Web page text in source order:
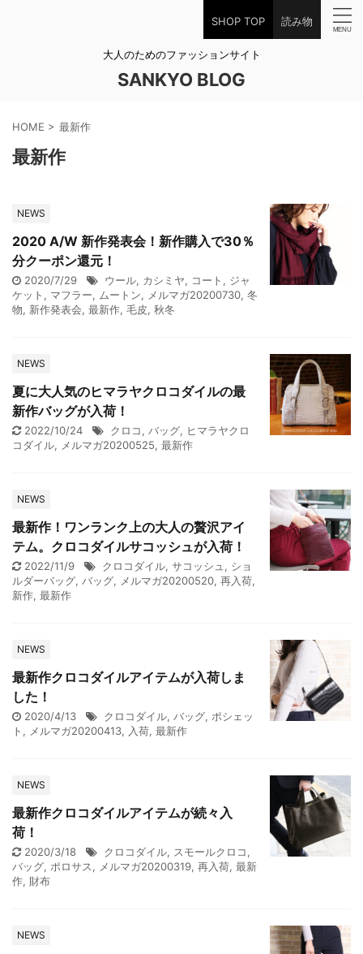
SHOP TOP 読み物
大人のためのファッションサイト
SANKYO BLOG
HOME > 最新作
最新作
NEWS
2020 A/W 新作発表会！新作購入で30％
分クーポン還元！
2020/7/29 ウール, カシミヤ, コート , ジャ
ケット , マフラー, ムートン, メルマガ20200730, 冬
物, 新作発表会, 最新作, 毛皮, 秋冬
NEWS
夏に大人気のヒマラヤクロコダイルの最
新作バッグが入荷！
2022/10/24 クロコ, バッグ, ヒマラヤクロ
コダイル, メルマガ20200525, 最新作
NEWS
最新作！ワンランク上の大人の贅沢アイ
テム。クロコダイルサコッシュが入荷！
2022/11/9 クロコダイル, サコッシュ , ショ
ルダーバッグ, バッグ, メルマガ20200520, 再入荷,
新作, 最新作
NEWS
最新作クロコダイルアイテムが入荷しま
した！
2020/4/13 クロコダイル, バッグ, ポシェッ
ト , メルマガ20200413, 入荷, 最新作
NEWS
最新作クロコダイルアイテムが続々入
荷！
2020/3/18 クロコダイル, スモールクロコ,
バッグ, ポロサス, メルマガ20200319, 再入荷, 最新
作, 財布
NEWS